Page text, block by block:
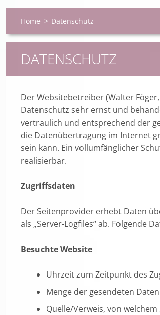
Home > Datenschutz
DATENSCHUTZ
Der Websitebetreiber (Walter
Datenschutz sehr ernst und
vertraulich und entsprechend der
die Datenübertragung im Internet
sein kann. Ein vollumfänglicher
realisierbar.
Zugriffsdaten
Der Seitenprovider erhebt Daten
als „Server-Logfiles“ ab. Folgende
Besuchte Website
Uhrzeit zum Zeitpunkt des
Menge der gesendeten
Quelle/Verweis, von